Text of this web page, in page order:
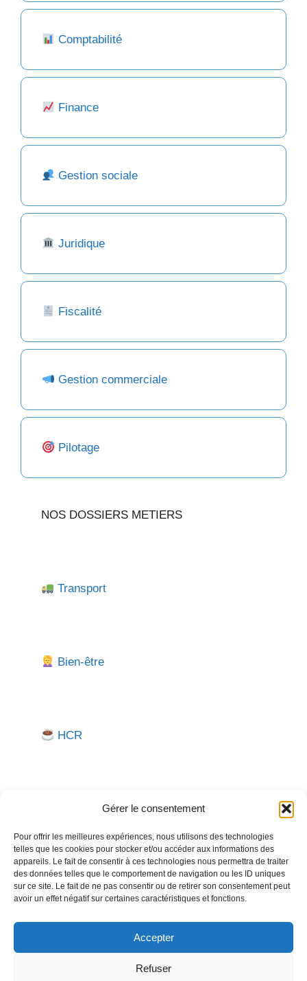
Gérer le consentement
Pour offrir les meilleures expériences, nous utilisons des technologies
telles que les cookies pour stocker et/ou accéder aux informations des
appareils. Le fait de consentir à ces technologies nous permettra de traiter
des données telles que le comportement de navigation ou les ID uniques
sur ce site. Le fait de ne pas consentir ou de retirer son consentement peut
avoir un effet négatif sur certaines caractéristiques et fonctions.
Accepter
Refuser
Comptabilité
Finance
Gestion sociale
Juridique
Fiscalité
Gestion commerciale
Pilotage
NOS DOSSIERS METIERS
Transport
Bien-être
HCR
Besoin d'aide pour créer ou gérer votre entreprise ?
Un expert vous répond.
Nous contacter →